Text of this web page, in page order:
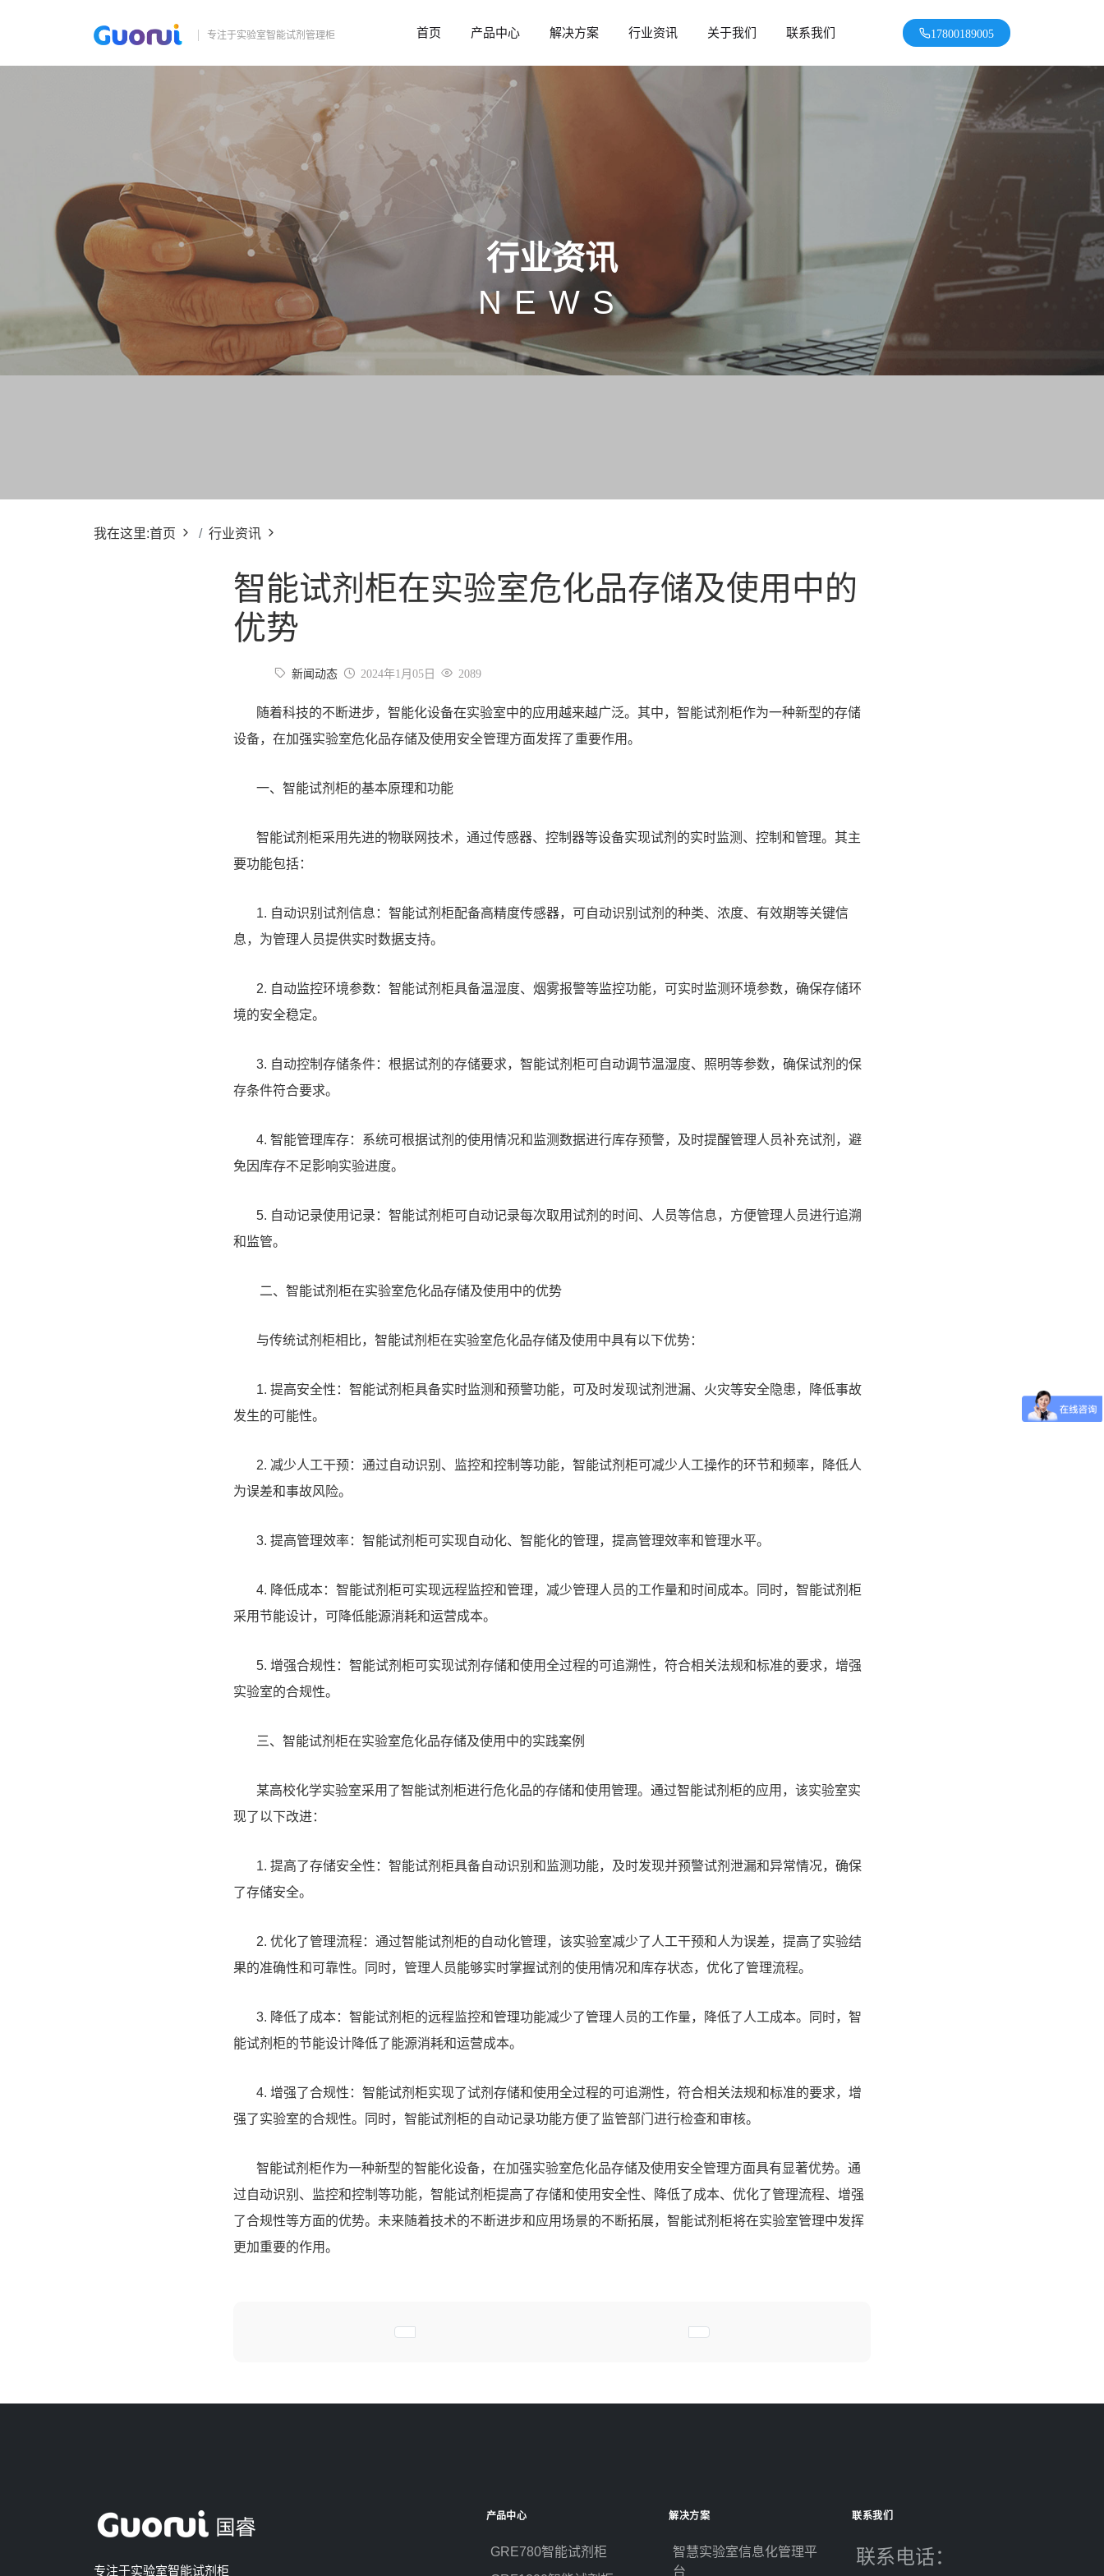
专注于实验室智能试剂管理柜 首页 产品中心 解决方案 行业资讯 关于我们 联系我们 17800189005
行业资讯
NEWS
我在这里:首页 行业资讯
智能试剂柜在实验室危化品存储及使用中的
优势
新闻动态 2024年1月05日 2089
随着科技的不断进步，智能化设备在实验室中的应用越来越广泛。其中， 智能试剂柜作为一种新型的存储
设备，在加强实验室危化品存储及使用安全管理方面发挥了重要作用。
一、智能试剂柜的基本原理和功能
智能试剂柜采用先进的物联网技术，通过传感器、控制器等设备实现试剂的实时监测、控制和管理。其主
要功能包括：
1. 自动识别试剂信息：智能试剂柜配备高精度传感器，可自动识别试剂的种类、浓度、有效期等关键信
息，为管理人员提供实时数据支持。
2. 自动监控环境参数： 智能试剂柜具备温湿度、烟雾报警等监控功能，可实时监测环境参数，确保存储环
境的安全稳定。
3. 自动控制存储条件：根据试剂的存储要求，智能试剂柜可自动调节温湿度、照明等参数，确保试剂的保
存条件符合要求。
4. 智能管理库存：系统可根据试剂的使用情况和监测数据进行库存预警，及时提醒管理人员补充试剂，避
免因库存不足影响实验进度。
5. 自动记录使用记录：智能试剂柜可自动记录每次取用试剂的时间、人员等信息，方便管理人员进行追溯
和监管。
二、智能试剂柜在实验室危化品存储及使用中的优势
与传统试剂柜相比，智能试剂柜在实验室危化品存储及使用中具有以下优势：
1. 提高安全性：智能试剂柜具备实时监测和预警功能，可及时发现试剂泄漏、火灾等安全隐患，降低事故
发生的可能性。
2. 减少人工干预：通过自动识别、监控和控制等功能，智能试剂柜可减少人工操作的环节和频率，降低人
为误差和事故风险。
3. 提高管理效率：智能试剂柜可实现自动化、智能化的管理，提高管理效率和管理水平。
4. 降低成本：智能试剂柜可实现远程监控和管理，减少管理人员的工作量和时间成本。同时， 智能试剂柜
采用节能设计，可降低能源消耗和运营成本。
5. 增强合规性：智能试剂柜可实现试剂存储和使用全过程的可追溯性，符合相关法规和标准的要求，增强
实验室的合规性。
三、智能试剂柜在实验室危化品存储及使用中的实践案例
某高校化学实验室采用了智能试剂柜进行危化品的存储和使用管理。通过智能试剂柜的应用，该实验室实
现了以下改进：
1. 提高了存储安全性：智能试剂柜具备自动识别和监测功能，及时发现并预警试剂泄漏和异常情况，确保
了存储安全。
2. 优化了管理流程：通过智能试剂柜的自动化管理，该实验室减少了人工干预和人为误差，提高了实验结
果的准确性和可靠性。同时，管理人员能够实时掌握试剂的使用情况和库存状态，优化了管理流程。
3. 降低了成本：智能试剂柜的远程监控和管理功能减少了管理人员的工作量，降低了人工成本。同时，智
能试剂柜的节能设计降低了能源消耗和运营成本。
4. 增强了合规性：智能试剂柜实现了试剂存储和使用全过程的可追溯性，符合相关法规和标准的要求，增
强了实验室的合规性。同时，智能试剂柜的自动记录功能方便了监管部门进行检查和审核。
智能试剂柜作为一种新型的智能化设备，在加强实验室危化品存储及使用安全管理方面具有显著优势。通
过自动识别、监控和控制等功能， 智能试剂柜提高了存储和使用安全性、降低了成本、优化了管理流程、增强
了合规性等方面的优势。未来随着技术的不断进步和应用场景的不断拓展，智能试剂柜将在实验室管理中发挥
更加重要的作用。
上一篇文章: 搭载RFID技术的智能试剂柜实现了试剂精准管理下一篇文章: 智能试剂柜的功能和特点
专注于实验室智能试剂柜
产品中心
GRE780智能试剂柜
解决方案
智慧实验室信息化管理平
台
联系我们
联系电话：